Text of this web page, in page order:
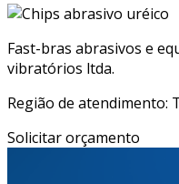
Fast-bras abrasivos e
vibratórios ltda.
Região de atendimento:
Solicitar orçamento